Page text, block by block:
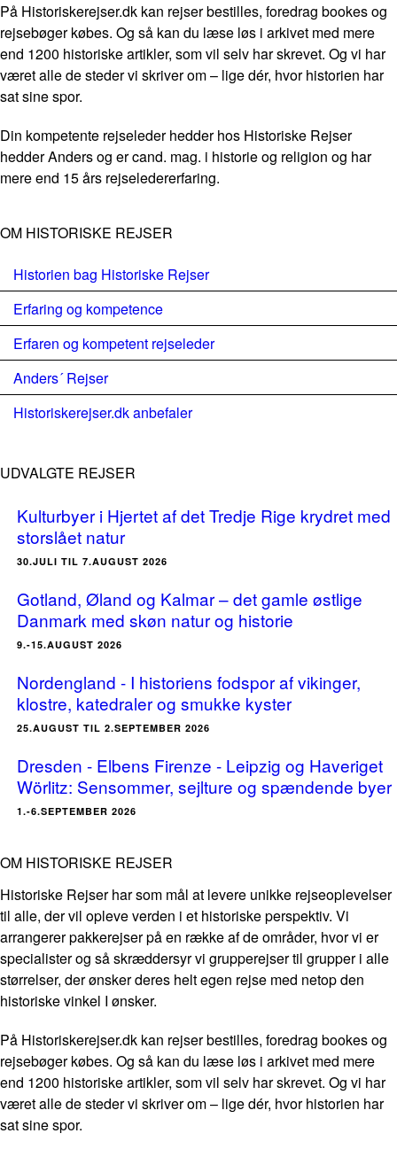
På Historiskerejser.dk kan rejser bestilles, foredrag bookes og
rejsebøger købes. Og så kan du læse løs i arkivet med mere
end 1200 historiske artikler, som vil selv har skrevet. Og vi har
været alle de steder vi skriver om – lige dér, hvor historien har
sat sine spor.
Din kompetente rejseleder hedder hos Historiske Rejser
hedder Anders og er cand. mag. i historie og religion og har
mere end 15 års rejseledererfaring.
OM HISTORISKE REJSER
Historien bag Historiske Rejser
Erfaring og kompetence
Erfaren og kompetent rejseleder
Anders´ Rejser
Historiskerejser.dk anbefaler
UDVALGTE REJSER
Kulturbyer i Hjertet af det Tredje Rige krydret med
storslået natur
30.JULI TIL 7.AUGUST 2026
Gotland, Øland og Kalmar – det gamle østlige
Danmark med skøn natur og historie
9.-15.AUGUST 2026
Nordengland - I historiens fodspor af vikinger,
klostre, katedraler og smukke kyster
25.AUGUST TIL 2.SEPTEMBER 2026
Dresden - Elbens Firenze - Leipzig og Haveriget
Wörlitz: Sensommer, sejlture og spændende byer
1.-6.SEPTEMBER 2026
OM HISTORISKE REJSER
Historiske Rejser har som mål at levere unikke rejseoplevelser
til alle, der vil opleve verden i et historiske perspektiv. Vi
arrangerer pakkerejser på en række af de områder, hvor vi er
specialister og så skræddersyr vi grupperejser til grupper i alle
størrelser, der ønsker deres helt egen rejse med netop den
historiske vinkel I ønsker.
På Historiskerejser.dk kan rejser bestilles, foredrag bookes og
rejsebøger købes. Og så kan du læse løs i arkivet med mere
end 1200 historiske artikler, som vil selv har skrevet. Og vi har
været alle de steder vi skriver om – lige dér, hvor historien har
sat sine spor.